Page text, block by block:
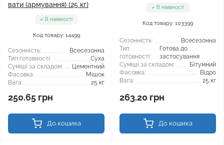
вати (армування) (25 кг)
В наявності
Код товару: 14499
Сезонність:
Всесезонна
Тип готовності:
Суха
Суміші за складом:
Цементний
Фасовка:
Мішок
Вага:
25 кг
250.65 грн
До кошика
В наявності
Код товару: 103399
Сезонність:
Всесезонна
Тип
готовності:
Готова до
застосування
Суміші за складом:
Бітумний
Фасовка:
Відро
Вага:
25 кг
263.20 грн
До кошика